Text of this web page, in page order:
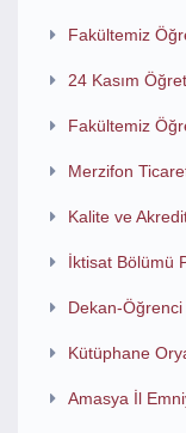
Fakültemiz
24 Kasım
Fakültemiz
Merzifon
Kalite ve
İktisat Bölümü
Dekan-Öğrenci
Kütüphane
Amasya İl